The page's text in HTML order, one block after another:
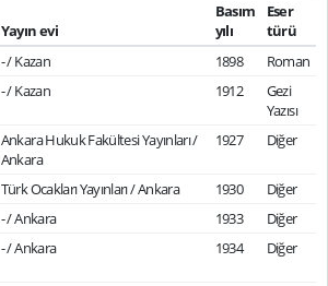
Yayın evi
Basım
yılı
Eser
türü
- / Kazan 1898
Roman
- / Kazan 1912
Gezi
Yazısı
Ankara Hukuk Fakültesi Yayınları /
Ankara
1927 Diğer
Türk Ocakları Yayınları / Ankara 1930
Diğer
- / Ankara 1933
Diğer
- / Ankara 1934 Diğer